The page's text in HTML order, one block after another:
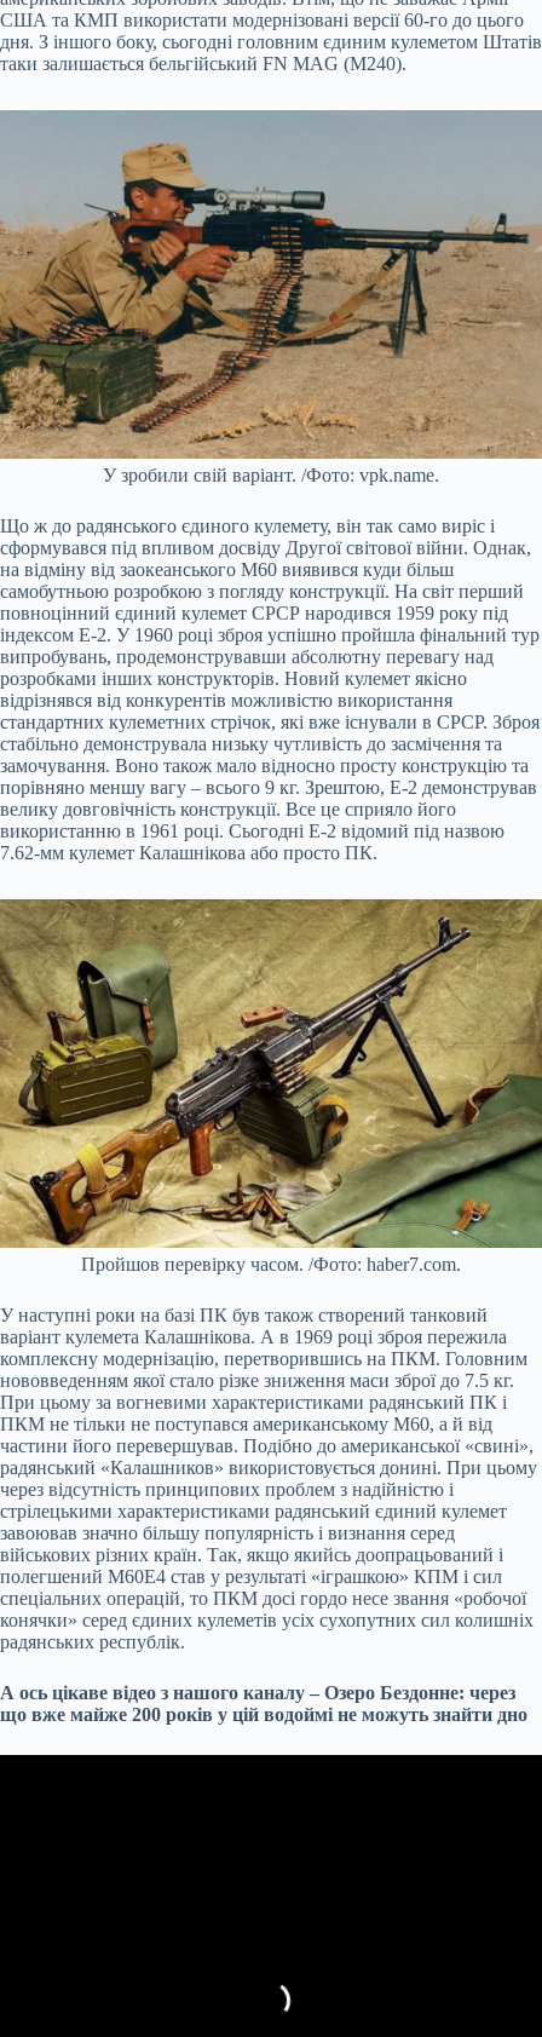
США та КМП використати модернізовані версії 60-го до цього
дня. З іншого боку, сьогодні головним єдиним кулеметом Штатів
таки залишається бельгійський FN MAG (М240).
У зробили свій варіант. /Фото: vpk.name.
Що ж до радянського єдиного кулемету, він так само виріс і
сформувався під впливом досвіду Другої світової війни. Однак,
на відміну від заокеанського М60 виявився куди більш
самобутньою розробкою з погляду конструкції. На світ перший
повноцінний єдиний кулемет СРСР народився 1959 року під
індексом Е-2. У 1960 році зброя успішно пройшла фінальний тур
випробувань, продемонструвавши абсолютну перевагу над
розробками інших конструкторів. Новий кулемет якісно
відрізнявся від конкурентів можливістю використання
стандартних кулеметних стрічок, які вже існували в СРСР. Зброя
стабільно демонструвала низьку чутливість до засмічення та
замочування. Воно також мало відносно просту конструкцію та
порівняно меншу вагу – всього 9 кг. Зрештою, Е-2 демонстрував
велику довговічність конструкції. Все це сприяло його
використанню в 1961 році. Сьогодні Е-2 відомий під назвою
7.62-мм кулемет Калашнікова або просто ПК.
Пройшов перевірку часом. /Фото: haber7.com.
У наступні роки на базі ПК був також створений танковий
варіант кулемета Калашнікова. А в 1969 році зброя пережила
комплексну модернізацію, перетворившись на ПКМ. Головним
нововведенням якої стало різке зниження маси зброї до 7.5 кг.
При цьому за вогневими характеристиками радянський ПК і
ПКМ не тільки не поступався американському М60, а й від
частини його перевершував. Подібно до американської «свині»,
радянський «Калашников» використовується донині. При цьому
через відсутність принципових проблем з надійністю і
стрілецькими характеристиками радянський єдиний кулемет
завоював значно більшу популярність і визнання серед
військових різних країн. Так, якщо якийсь доопрацьований і
полегшений М60Е4 став у результаті «іграшкою» КПМ і сил
спеціальних операцій, то ПКМ досі гордо несе звання «робочої
конячки» серед єдиних кулеметів усіх сухопутних сил колишніх
радянських республік.
А ось цікаве відео з нашого каналу – Озеро Бездонне: через
що вже майже 200 років у цій водоймі не можуть знайти дно